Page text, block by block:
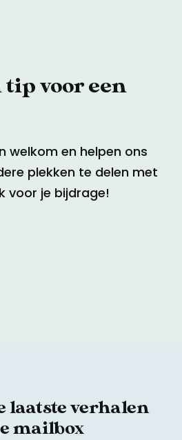
tip voor een
welkom en helpen ons
plekken te delen met
voor je bijdrage!
laatste verhalen
mailbox